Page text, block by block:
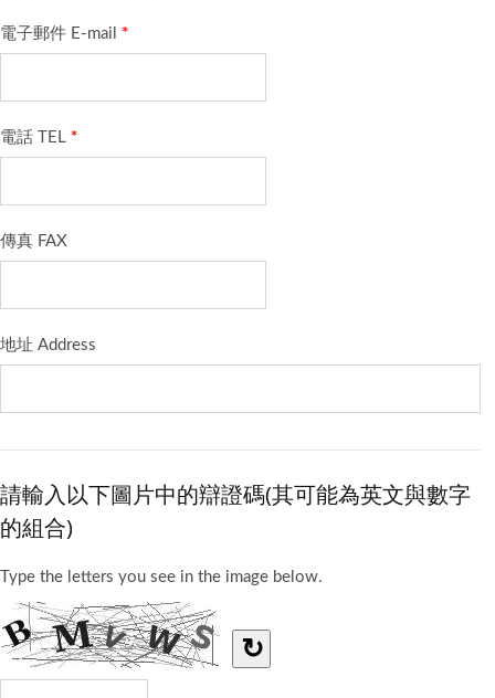
電子郵件 E-mail *
電話 TEL *
傳真 FAX
地址 Address
請輸入以下圖片中的辯證碼(其可能為英文與數字
的組合)
Type the letters you see in the image below.
↻